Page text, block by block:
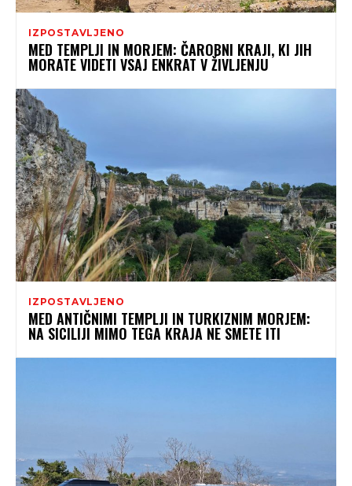
IZPOSTAVLJENO
MED TEMPLJI IN MORJEM: ČAROBNI KRAJI, KI JIH
MORATE VIDETI VSAJ ENKRAT V ŽIVLJENJU
IZPOSTAVLJENO
MED ANTIČNIMI TEMPLJI IN TURKIZNIM MORJEM:
NA SICILIJI MIMO TEGA KRAJA NE SMETE ITI